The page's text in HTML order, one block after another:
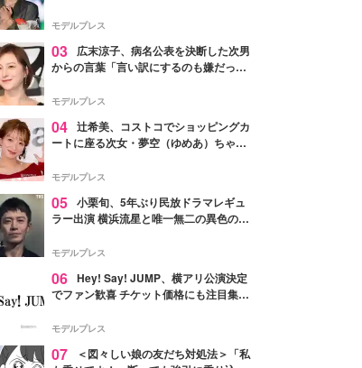
「かっこいい」と反響
モデルプレス
03
広末涼子、病名公表を決断した次男
からの言葉「言い訳にするのも嫌だっ
モデルプレス
04 辻希美、コストコでショッピングカ
ートに座る次女・夢空（ゆめあ）ちゃん
ぎ」「成長を感じる」の声
モデルプレス
05 小栗旬、5年ぶり民放ドラマレギュ
ラー出演 横浜流星と唯一無二の異色のバ
モデルプレス
06 Hey! Say! JUMP、横アリ公演決定
でファン歓喜 チケット価格にも注目集ま
モデルプレス
07
＜図々しい娘の友だち対処法＞「私